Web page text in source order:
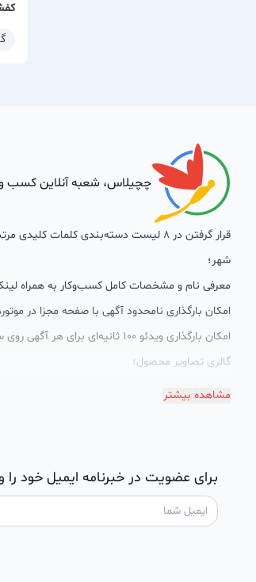
چچیلاس، شعبه آنلاین کسب و
قرار گرفتن در 8 لیست دسته‌بندی کلمات
شهر؛
معرفی نام و مشخصات کامل کسب‌وکار به همراه
امکان بارگذاری نامحدود آگهی با صفحه مجزا در
امکان بارگذاری ویدئو 100 ثانیه‌ای برای هر آگهی روی سرور چچیلاس؛
گالری تصاویر محصول؛
امکان دسته‌بندی آگهی‌ها
چچیلاس با کلمات کلیدی بسیار خوبی رتبه دریافت
مشاهده بیشتر
برای عضویت در خبرنامه ایمیل خود را